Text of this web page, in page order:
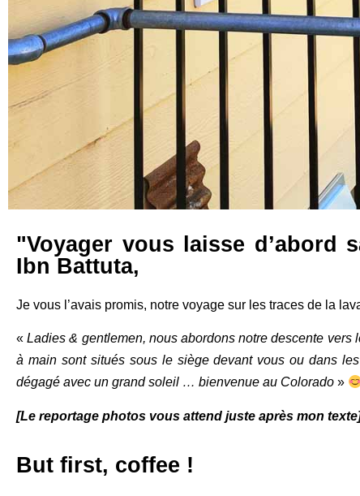
"Voyager vous laisse d’abord
Ibn Battuta,
Je vous l’avais promis, notre voyage sur les traces de la
«Ladies & gentlemen, nous abordons notre descente
à main sont situés sous le siège devant vous ou dans
dégagé avec un grand soleil … bienvenue au Colorado »
[Le reportage photos vous attend juste après mon
But first, coffee !